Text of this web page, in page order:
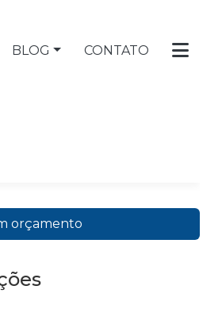
BLOG CONTATO
orçamento